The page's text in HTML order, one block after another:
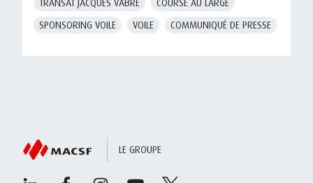
SPONSORING VOILE
VOILE COMMUNIQUÉ DE PRESSE
LE GROUPE